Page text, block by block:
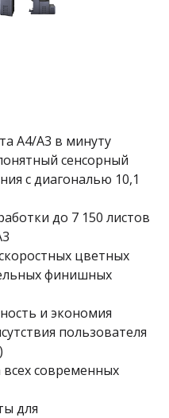
А4/А3 в минуту
сенсорный
с диагональю 10,1
до 7 150 листов
цветных
финишных
и экономия
пользователя
современных
для